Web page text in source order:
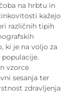
na hrbtu in
kažejo
različnih tipih
ki je na voljo za
vzorce
sesanja ter
zdravljenja